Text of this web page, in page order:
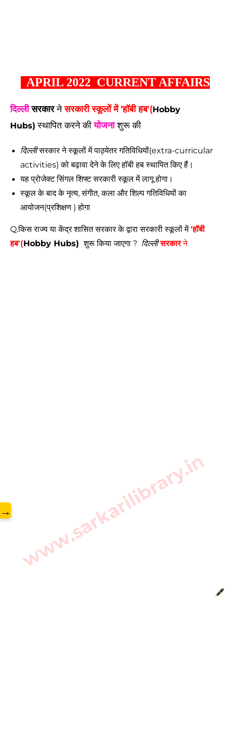
APRIL 2022 CURRENT AFFAIRS
दिल्लीसरकारनेसरकारी स्कूलों में ‘हॉबी हब'(Hobby
Hubs) स्थापित करने कीयोजनाशुरू की
दिल्लीसरकार ने स्कूलों में पाठ्येतर गतिविधियों(extra-curricular
activities) को बढ़ावा देने के लिए हॉबी हब स्थापित किए हैं।
यह प्रोजेक्ट सिंगल शिफ्ट सरकारी स्कूल में लागू होगा।
स्कूल के बाद के नृत्य, संगीत, कला और शिल्प गतिविधियों का
आयोजन(प्रशिक्षण ) होगा
Q.किस राज्य या केंद्र शासित सरकार के द्वारा सरकारी स्कूलों में‘हॉबी
हब'(Hobby Hubs) शुरू किया जाएगा ? दिल्लीसरकारने
www.sarkarilibrary.in
→